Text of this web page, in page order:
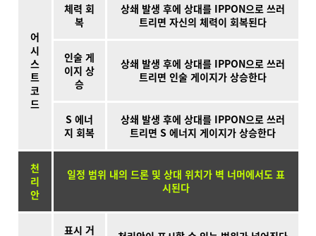
어
시
스
트
코
드
체력 회
복
상쇄 발생 후에 상대를 IPPON으로 쓰러
트리면 자신의 체력이 회복된다
인술 게
이지 상
승
상쇄 발생 후에 상대를 IPPON으로 쓰러
트리면 인술 게이지가 상승한다
S 에너
지 회복
상쇄 발생 후에 상대를 IPPON으로 쓰러
트리면 S 에너지 게이지가 상승한다
천
리
안
일정 범위 내의 드론 및 상대 위치가 벽 너머에서도 표
시된다
표시 거